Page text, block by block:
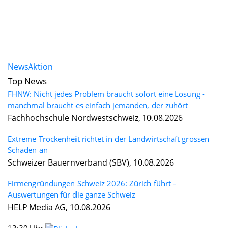
NewsAktion
Top News
FHNW: Nicht jedes Problem braucht sofort eine Lösung -
manchmal braucht es einfach jemanden, der zuhört
Fachhochschule Nordwestschweiz, 10.08.2026
Extreme Trockenheit richtet in der Landwirtschaft grossen
Schaden an
Schweizer Bauernverband (SBV), 10.08.2026
Firmengründungen Schweiz 2026: Zürich führt –
Auswertungen für die ganze Schweiz
HELP Media AG, 10.08.2026